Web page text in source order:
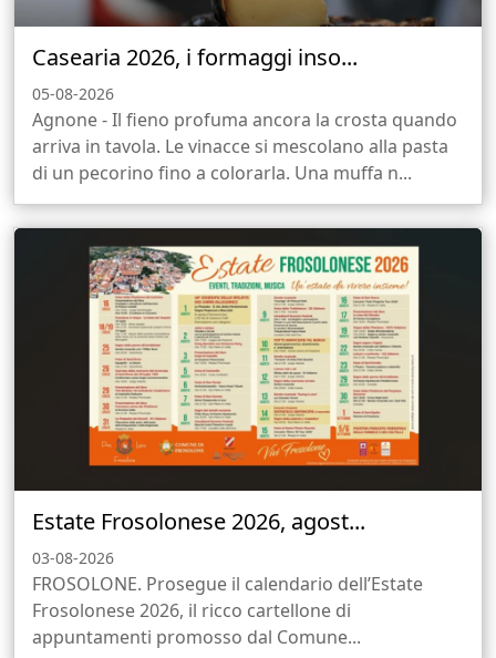
Casearia 2026, i formaggi inso...
05-08-2026
Agnone - Il fieno profuma ancora la crosta quando
arriva in tavola. Le vinacce si mescolano alla pasta
di un pecorino fino a colorarla. Una muffa n...
Estate Frosolonese 2026, agost...
03-08-2026
FROSOLONE. Prosegue il calendario dell’Estate
Frosolonese 2026, il ricco cartellone di
appuntamenti promosso dal Comune...